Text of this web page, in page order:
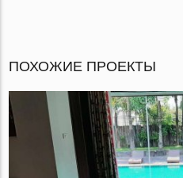
ПОХОЖИЕ ПРОЕКТЫ